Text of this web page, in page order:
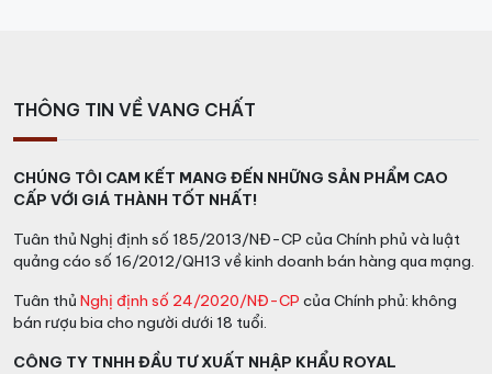
THÔNG TIN VỀ VANG CHẤT
CHÚNG TÔI CAM KẾT MANG ĐẾN NHỮNG SẢN PHẨM CAO
CẤP VỚI GIÁ THÀNH TỐT NHẤT!
Tuân thủ Nghị định số 185/2013/NĐ-CP của Chính phủ và luật
quảng cáo số 16/2012/QH13 về kinh doanh bán hàng qua mạng.
Tuân thủ Nghị định số 24/2020/NĐ-CP của Chính phủ: không
bán rượu bia cho người dưới 18 tuổi.
CÔNG TY TNHH ĐẦU TƯ XUẤT NHẬP KHẨU ROYAL